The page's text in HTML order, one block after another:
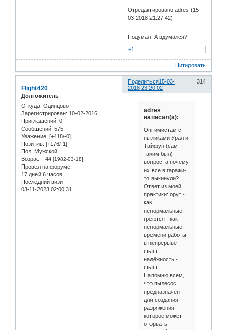
Отредактировано adres (15-
03-2018 21:27:42)
Подумал! А вдумался?
+1
Цитировать
Поделиться 314
15-03-
2018 23:20:02
Flight420
Долгожитель
Откуда: Одинцово
Зарегистрирован: 10-02-2016
Приглашений: 0
Сообщений: 575
Уважение: [+418/-0]
Позитив: [+176/-1]
Пол: Мужской
Возраст: 44 [1982-03-18]
Провел на форуме:
17 дней 6 часов
Последний визит:
03-11-2023 02:00:31
adres
написал(а):
Оптимистам с
пыликами Урал и
Тайфун (сам
таким был)
вопрос: а почему
их все в гаражи-
то выкинули?
Ответ из моей
практики: орут -
как
ненормальные,
греются - как
ненормальные,
времени работы
в непрерыве -
шыш,
надёжность -
шыш.
Напомню всем,
что пылесос
предназначен
для создания
разряжения,
которое может
оторвать